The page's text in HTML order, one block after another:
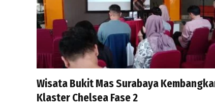
Wisata Bukit Mas Surabaya
Klaster Chelsea Fase 2